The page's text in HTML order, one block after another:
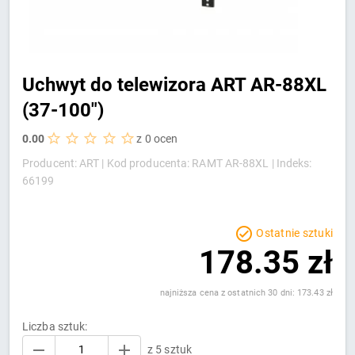
Uchwyt do telewizora ART AR-88XL
(37-100")
0.00
z 0 ocen
Producent: ART | Kod producenta: RAMT AR-88XL | Indeks:
66199
Ostatnie sztuki
178.35 zł
najniższa cena z ostatnich 30 dni: 173.43 zł
Liczba sztuk:
z 5 sztuk